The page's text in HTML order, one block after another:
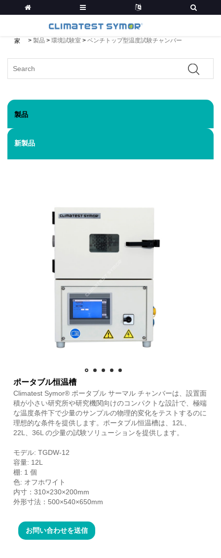
家 > 製品 > 環境試験室 > ベンチトップ型温度試験チャンバー
製品
新製品
ポータブル恒温槽
Climatest Symor® ポータブル サーマル チャンバーは、設置面
積が小さい研究所や研究機関向けのコンパクトな設計で、極端
な温度条件下で少量のサンプルの物理的変化をテストするのに
理想的な条件を提供します。ポータブル恒温槽は、12L、
22L、36L の少量の試験ソリューションを提供します。
モデル: TGDW-12
容量: 12L
棚: 1 個
色: オフホワイト
内寸：310×230×200mm
外形寸法：500×540×650mm
お問い合わせを送信